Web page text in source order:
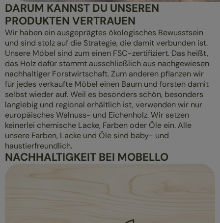
DARUM KANNST DU UNSEREN
PRODUKTEN VERTRAUEN
Wir haben ein ausgeprägtes ökologisches Bewusstsein
und sind stolz auf die Strategie, die damit verbunden ist.
Unsere Möbel sind zum einen FSC-zertifiziert. Das heißt,
das Holz dafür stammt ausschließlich aus nachgewiesen
nachhaltiger Forstwirtschaft. Zum anderen pflanzen wir
für jedes verkaufte Möbel einen Baum und forsten damit
selbst wieder auf. Weil es besonders schön, besonders
langlebig und regional erhältlich ist, verwenden wir nur
europäisches Walnuss- und Eichenholz. Wir setzen
keinerlei chemische Lacke, Farben oder Öle ein. Alle
unsere Farben, Lacke und Öle sind baby- und
haustierfreundlich.
NACHHALTIGKEIT BEI MOBELLO